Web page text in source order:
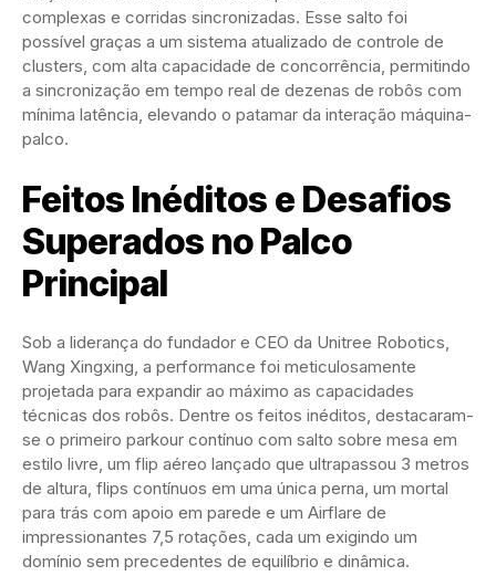
complexas e corridas sincronizadas. Esse salto foi
possível graças a um sistema atualizado de controle de
clusters, com alta capacidade de concorrência, permitindo
a sincronização em tempo real de dezenas de robôs com
mínima latência, elevando o patamar da interação máquina-
palco.
Feitos Inéditos e Desafios
Superados no Palco
Principal
Sob a liderança do fundador e CEO da Unitree Robotics,
Wang Xingxing, a performance foi meticulosamente
projetada para expandir ao máximo as capacidades
técnicas dos robôs. Dentre os feitos inéditos, destacaram-
se o primeiro parkour contínuo com salto sobre mesa em
estilo livre, um flip aéreo lançado que ultrapassou 3 metros
de altura, flips contínuos em uma única perna, um mortal
para trás com apoio em parede e um Airflare de
impressionantes 7,5 rotações, cada um exigindo um
domínio sem precedentes de equilíbrio e dinâmica.